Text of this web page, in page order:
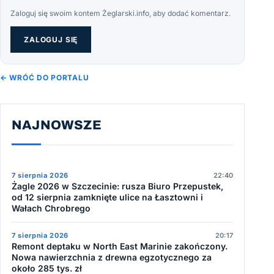
Zaloguj się swoim kontem Żeglarski.info, aby dodać komentarz.
ZALOGUJ SIĘ
← WRÓĆ DO PORTALU
NAJNOWSZE
7 sierpnia 2026 22:40
Żagle 2026 w Szczecinie: rusza Biuro Przepustek,
od 12 sierpnia zamknięte ulice na Łasztowni i
Wałach Chrobrego
7 sierpnia 2026 20:17
Remont deptaku w North East Marinie zakończony.
Nowa nawierzchnia z drewna egzotycznego za
około 285 tys. zł